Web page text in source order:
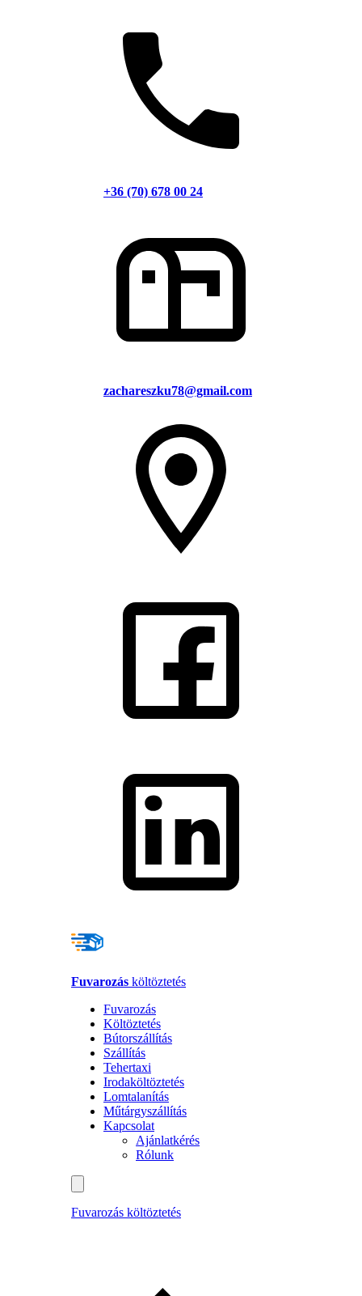
+36 (70) 678 00 24
zachareszku78@gmail.com
Fuvarozás költöztetés
Fuvarozás
Költöztetés
Bútorszállítás
Szállítás
Tehertaxi
Irodaköltöztetés
Lomtalanítás
Műtárgyszállítás
Kapcsolat
Ajánlatkérés
Rólunk
Fuvarozás költöztetés